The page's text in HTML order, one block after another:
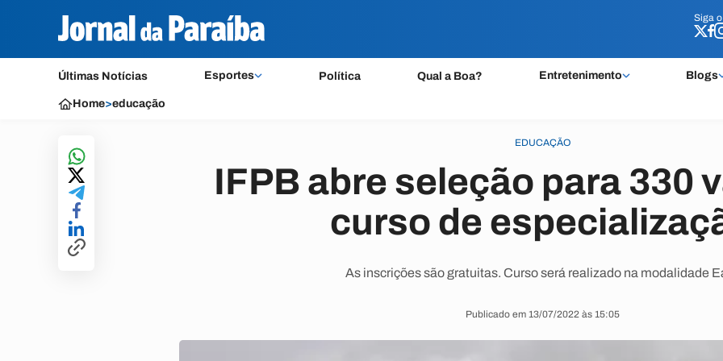
Siga o
Últimas Notícias Esportes Política Qual a Boa? Entretenimento Blogs
Siga o
Home>educação
EDUCAÇÃO
IFPB abre seleção para 330
curso de
As inscrições são gratuitas. Curso será realizado na modalidade
Publicado em 13/07/2022 às 15:05